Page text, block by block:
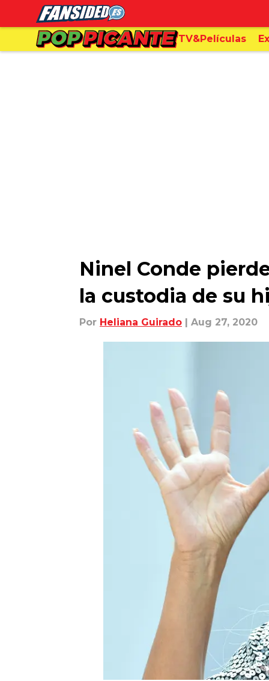
TV&Películas
Ninel Conde
la custodia de su
Por Heliana Guirado | Aug 27, 2020